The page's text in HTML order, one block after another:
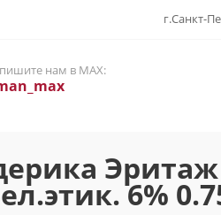
г.Санкт-
нам в MAX:
6%